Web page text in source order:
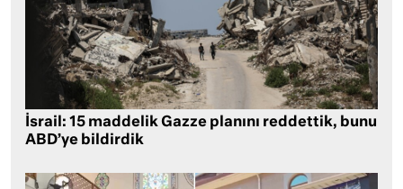
İsrail: 15 maddelik Gazze planını reddettik, bunu
ABD’ye bildirdik